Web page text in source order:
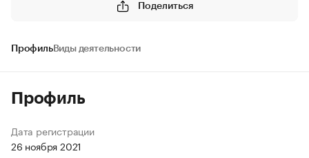
Поделиться
ПрофильВиды деятельности
Профиль
Дата регистрации
26 ноября 2021